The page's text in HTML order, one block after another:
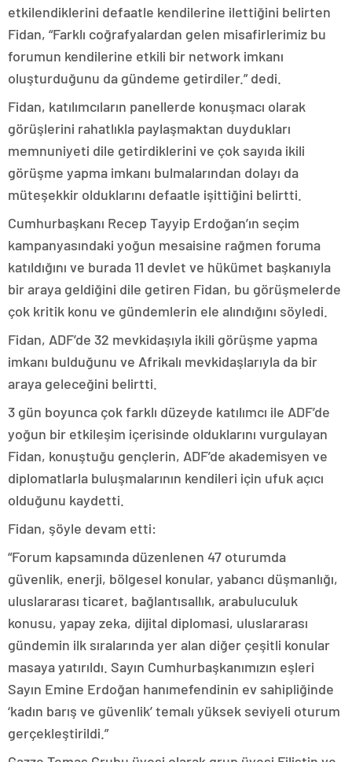
etkilendiklerini defaatle kendilerine ilettiğini belirten
Fidan, “Farklı coğrafyalardan gelen misafirlerimiz bu
forumun kendilerine etkili bir network imkanı
oluşturduğunu da gündeme getirdiler.” dedi.
Fidan, katılımcıların panellerde konuşmacı olarak
görüşlerini rahatlıkla paylaşmaktan duydukları
memnuniyeti dile getirdiklerini ve çok sayıda ikili
görüşme yapma imkanı bulmalarından dolayı da
müteşekkir olduklarını defaatle işittiğini belirtti.
Cumhurbaşkanı Recep Tayyip Erdoğan’ın seçim
kampanyasındaki yoğun mesaisine rağmen foruma
katıldığını ve burada 11 devlet ve hükümet başkanıyla
bir araya geldiğini dile getiren Fidan, bu görüşmelerde
çok kritik konu ve gündemlerin ele alındığını söyledi.
Fidan, ADF’de 32 mevkidaşıyla ikili görüşme yapma
imkanı bulduğunu ve Afrikalı mevkidaşlarıyla da bir
araya geleceğini belirtti.
3 gün boyunca çok farklı düzeyde katılımcı ile ADF’de
yoğun bir etkileşim içerisinde olduklarını vurgulayan
Fidan, konuştuğu gençlerin, ADF’de akademisyen ve
diplomatlarla buluşmalarının kendileri için ufuk açıcı
olduğunu kaydetti.
Fidan, şöyle devam etti:
“Forum kapsamında düzenlenen 47 oturumda
güvenlik, enerji, bölgesel konular, yabancı düşmanlığı,
uluslararası ticaret, bağlantısallık, arabuluculuk
konusu, yapay zeka, dijital diplomasi, uluslararası
gündemin ilk sıralarında yer alan diğer çeşitli konular
masaya yatırıldı. Sayın Cumhurbaşkanımızın eşleri
Sayın Emine Erdoğan hanımefendinin ev sahipliğinde
‘kadın barış ve güvenlik’ temalı yüksek seviyeli oturum
gerçekleştirildi.”